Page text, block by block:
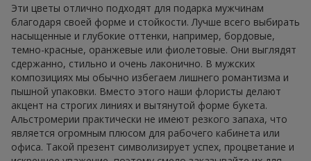
Эти цветы отлично подходят для подарка мужчинам
благодаря своей форме и стойкости. Лучше всего выбирать
насыщенные и глубокие оттенки, например, бордовые,
темно-красные, оранжевые или фиолетовые. Они выглядят
сдержанно, стильно и очень лаконично. В мужских
композициях мы обычно избегаем лишнего романтизма и
пышной упаковки. Вместо этого наши флористы делают
акцент на строгих линиях и вытянутой форме букета.
Альстромерии практически не имеют резкого запаха, что
является огромным плюсом для рабочего кабинета или
офиса. Такой презент символизирует успех, процветание и